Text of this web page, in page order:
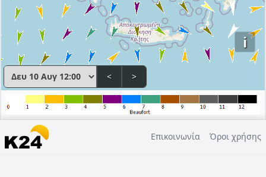
i
< >
Επικοινωνία Όροι χρήσης